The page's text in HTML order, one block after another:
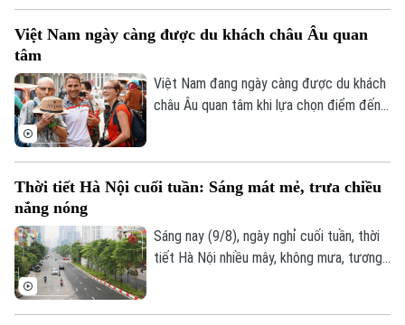
không rõ nguồn gốc.
Việt Nam ngày càng được du khách châu Âu quan
tâm
Việt Nam đang ngày càng được du khách
châu Âu quan tâm khi lựa chọn điểm đến
tháng 4 đến tháng 6, Việt Nam đã tăng
lên vị trí thứ tư trong nhóm những điểm
đến châu Á được tìm kiếm nhiều nhất.
Thời tiết Hà Nội cuối tuần: Sáng mát mẻ, trưa chiều
nắng nóng
Sáng nay (9/8), ngày nghỉ cuối tuần, thời
tiết Hà Nội nhiều mây, không mưa, tương